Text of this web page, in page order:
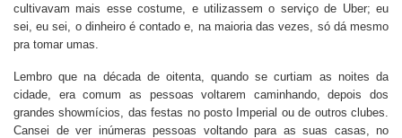
cultivavam mais esse costume, e utilizassem o serviço de Uber; eu
sei, eu sei, o dinheiro é contado e, na maioria das vezes, só dá mesmo
pra tomar umas.
Lembro que na década de oitenta, quando se curtiam as noites da
cidade, era comum as pessoas voltarem caminhando, depois dos
grandes showmícios, das festas no posto Imperial ou de outros clubes.
Cansei de ver inúmeras pessoas voltando para as suas casas, no